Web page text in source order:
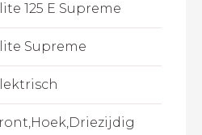
125 E Supreme
Supreme